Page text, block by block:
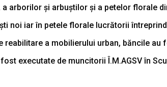
arborilor și arbuștilor și a petelor florale
noi iar în petele florale lucrătorii
a mobilierului urban, băncile au
executate de muncitorii Î.M.AGSV în